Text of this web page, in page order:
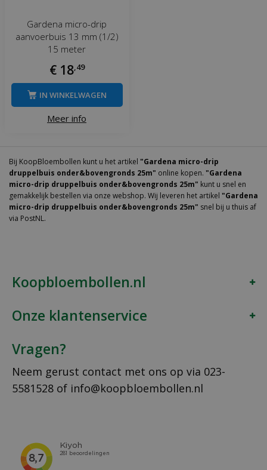
Gardena micro-drip
aanvoerbuis 13 mm (1/2)
15 meter
€ 18,49
Meer info
IN WINKELWAGEN
Bij KoopBloembollen kunt u het artikel "Gardena micro-drip
druppelbuis onder&bovengronds 25m" online kopen. "Gardena
micro-drip druppelbuis onder&bovengronds 25m" kunt u snel en
gemakkelijk bestellen via onze webshop. Wij leveren het artikel "Gardena
micro-drip druppelbuis onder&bovengronds 25m" snel bij u thuis af
via PostNL.
Koopbloembollen.nl
Onze klantenservice
Vragen?
Neem gerust contact met ons op via 023-
5581528 of info@koopbloembollen.nl